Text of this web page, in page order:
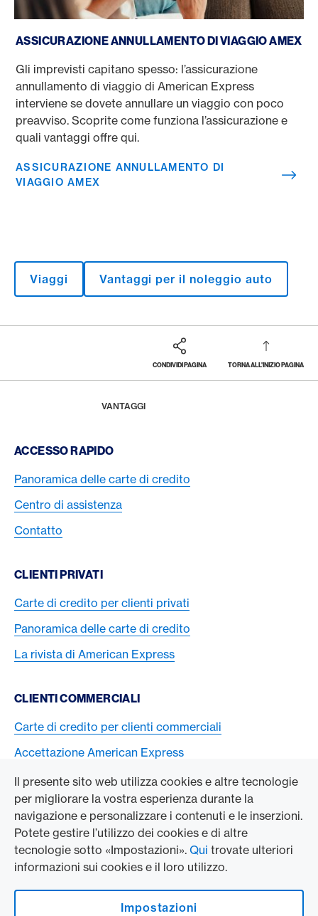
Il presente sito web utilizza cookies e altre tecnologie
per migliorare la vostra esperienza durante la
navigazione e personalizzare i contenuti e le inserzioni.
Potete gestire l’utilizzo dei cookies e di altre
tecnologie sotto «Impostazioni». Qui trovate ulteriori
informazioni sui cookies e il loro utilizzo.
Impostazioni
ASSICURAZIONE ANNULLAMENTO DI VIAGGIO AMEX
Gli imprevisti capitano spesso: l’assicurazione
annullamento di viaggio di American Express
interviene se dovete annullare un viaggio con poco
preavviso. Scoprite come funziona l’assicurazione e
quali vantaggi offre qui.
ASSICURAZIONE ANNULLAMENTO DI
VIAGGIO AMEX
Viaggi Vantaggi per il noleggio auto
CONDIVIDI PAGINA TORNA ALL'INIZIO PAGINA
VANTAGGI
Footer Navigation
ACCESSO RAPIDO
Panoramica delle carte di credito
Centro di assistenza
Contatto
CLIENTI PRIVATI
Carte di credito per clienti privati
Panoramica delle carte di credito
La rivista di American Express
CLIENTI COMMERCIALI
Carte di credito per clienti commerciali
Accettazione American Express
L’AZIENDA
Swisscard AECS GmbH
American Express Globale
Contact & Social channels
American Express on Facebook
American Express Switzerland on Instagram